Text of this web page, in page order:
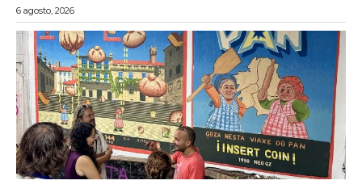
6 agosto, 2026